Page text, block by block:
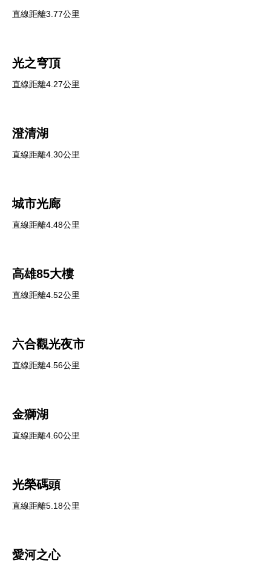
直線距離3.77公里
光之穹頂
直線距離4.27公里
澄清湖
直線距離4.30公里
城市光廊
直線距離4.48公里
高雄85大樓
直線距離4.52公里
六合觀光夜市
直線距離4.56公里
金獅湖
直線距離4.60公里
光榮碼頭
直線距離5.18公里
愛河之心